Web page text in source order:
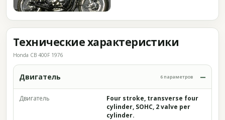
Технические характеристики
Honda CB 400F 1976
Двигатель 6 параметров
Двигатель
Four stroke, transverse four
cylinder, SOHC, 2 valve per
cylinder.